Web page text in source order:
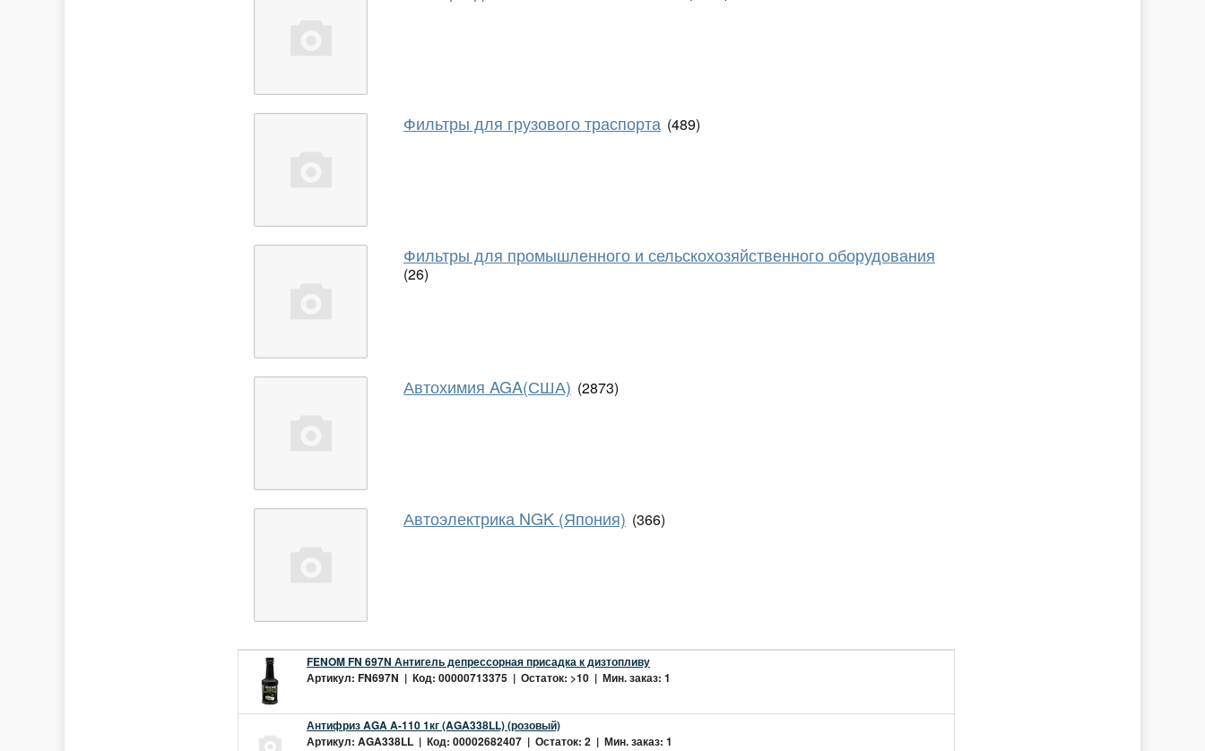
Фильтры для грузового траспорта (489)
Фильтры для промышленного и сельскохозяйственного оборудования
(26)
Автохимия AGA(США) (2873)
Автоэлектрика NGK (Япония) (366)
FENOM FN 697N Антигель депрессорная присадка к дизтопливу
Артикул: FN697N | Код: 00000713375 | Остаток: >10 | Мин. заказ: 1
Антифриз AGA A-110 1кг (AGA338LL) (розовый)
Артикул: AGA338LL | Код: 00002682407 | Остаток: 2 | Мин. заказ: 1